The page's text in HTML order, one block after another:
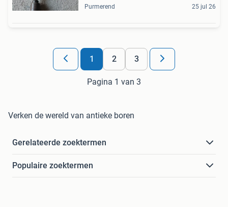
Purmerend 25 jul 26
1 2 3
Pagina 1 van 3
Verken de wereld van antieke boren
Gerelateerde zoektermen
Populaire zoektermen